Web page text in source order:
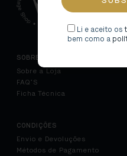
SOBRE NÓS
Sobre a Loja
FAQ’S
Ficha Técnica
CONDIÇÕES
Envio e Devoluções
Métodos de Pagamento
Li e aceito os
bem como a